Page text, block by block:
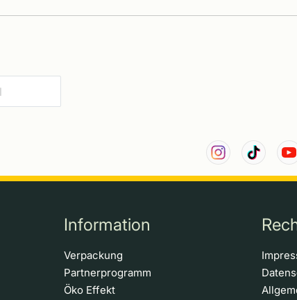
Information
Verpackung
Partnerprogramm
Öko Effekt